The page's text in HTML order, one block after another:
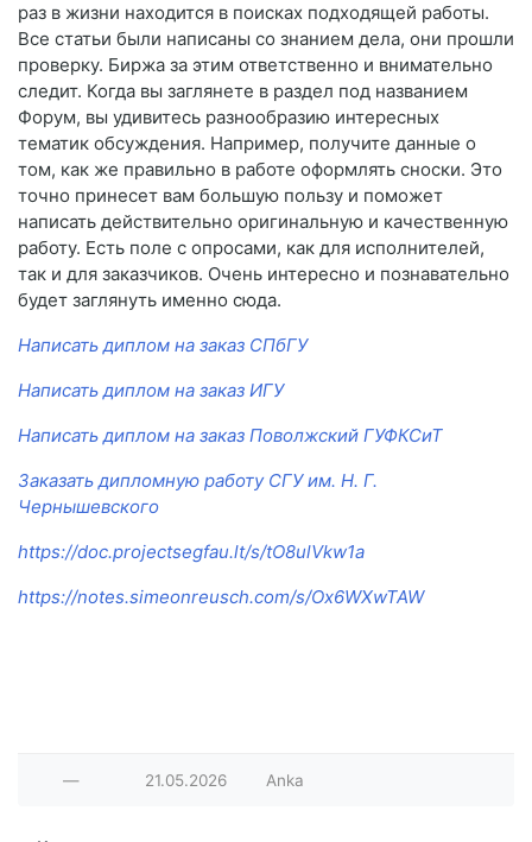
раз в жизни находится в поисках подходящей работы.
Все статьи были написаны со знанием дела, они прошли
проверку. Биржа за этим ответственно и внимательно
следит. Когда вы заглянете в раздел под названием
Форум, вы удивитесь разнообразию интересных
тематик обсуждения. Например, получите данные о
том, как же правильно в работе оформлять сноски. Это
точно принесет вам большую пользу и поможет
написать действительно оригинальную и качественную
работу. Есть поле с опросами, как для исполнителей,
так и для заказчиков. Очень интересно и познавательно
будет заглянуть именно сюда.
Написать диплом на заказ СПбГУ
Написать диплом на заказ ИГУ
Написать диплом на заказ Поволжский ГУФКСиТ
Заказать дипломную работу СГУ им. Н. Г.
Чернышевского
https://doc.projectsegfau.lt/s/tO8ulVkw1a
https://notes.simeonreusch.com/s/Ox6WXwTAW
— 21.05.2026 Anka